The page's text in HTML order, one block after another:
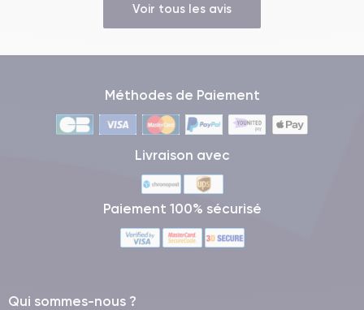
Voir tous les avis
Méthodes de Paiement
Livraison avec
Paiement 100% sécurisé
Qui sommes-nous ?